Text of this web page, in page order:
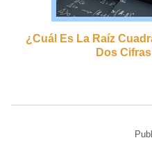
¿cuál Es La Raíz
Dos